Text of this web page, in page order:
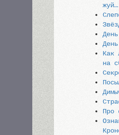
жуй…
Как
на
Про